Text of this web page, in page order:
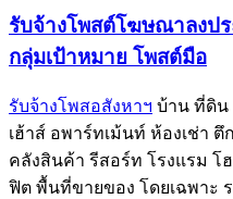
รับจ้างโพสต์โฆษณาลงป
กลุ่มเป้าหมาย โพสต์มือ
รับจ้างโพสอสังหาฯ บ้าน ที่ดิน
เฮ้าส์ อพาร์ทเม้นท์ ห้องเช่า
คลังสินค้า รีสอร์ท โรงแรม
ฟิต พื้นที่ขายของ โดยเฉพาะ ร